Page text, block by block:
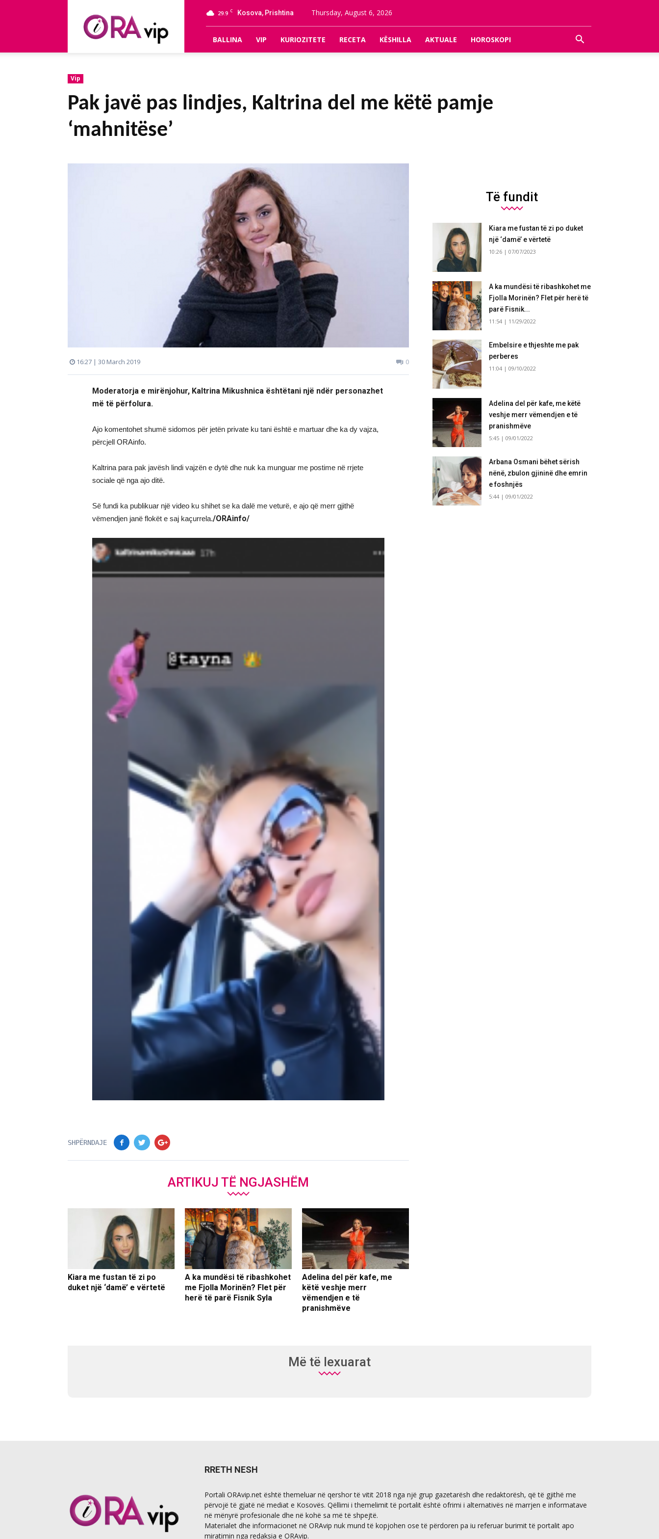
29.9 C Kosova, Prishtina Thursday, August 6, 2026
BALLINA VIP KURIOZITETE RECETA KËSHILLA AKTUALE HOROSKOPI
Vip
Pak javë pas lindjes, Kaltrina del me këtë pamje
‘mahnitëse’
16:27 | 30 March 2019 0
Moderatorja e mirënjohur, Kaltrina Mikushnica ështëtani një ndër personazhet
më të përfolura.
Ajo komentohet shumë sidomos për jetën private ku tani është e martuar dhe ka dy vajza,
përcjell ORAinfo.
Kaltrina para pak javësh lindi vajzën e dytë dhe nuk ka munguar me postime në rrjete
sociale që nga ajo ditë.
Së fundi ka publikuar një video ku shihet se ka dalë me veturë, e ajo që merr gjithë
vëmendjen janë flokët e saj kaçurrela./ORAinfo/
SHPËRNDAJE
ARTIKUJ TË NGJASHËM
Kiara me fustan të zi po
duket një ‘damë’ e vërtetë
A ka mundësi të ribashkohet
me Fjolla Morinën? Flet për
herë të parë Fisnik Syla
Adelina del për kafe, me
këtë veshje merr
vëmendjen e të
pranishmëve
Të fundit
Kiara me fustan të zi po duket
një ‘damë’ e vërtetë
10:26 | 07/07/2023
A ka mundësi të ribashkohet me
Fjolla Morinën? Flet për herë të
parë Fisnik...
11:54 | 11/29/2022
Embelsire e thjeshte me pak
perberes
11:04 | 09/10/2022
Adelina del për kafe, me këtë
veshje merr vëmendjen e të
pranishmëve
5:45 | 09/01/2022
Arbana Osmani bëhet sërish
nënë, zbulon gjininë dhe emrin
e foshnjës
5:44 | 09/01/2022
Më të lexuarat
RRETH NESH
Portali ORAvip.net është themeluar në qershor të vitit 2018 nga një grup gazetarësh dhe redaktorësh, që të gjithë me
përvojë të gjatë në mediat e Kosovës. Qëllimi i themelimit të portalit është ofrimi i alternativës në marrjen e informatave
në mënyrë profesionale dhe në kohë sa më të shpejtë.
Materialet dhe informacionet në ORAvip nuk mund të kopjohen ose të përdoren pa iu referuar burimit të portalit apo
miratimin nga redaksia e ORAvip.